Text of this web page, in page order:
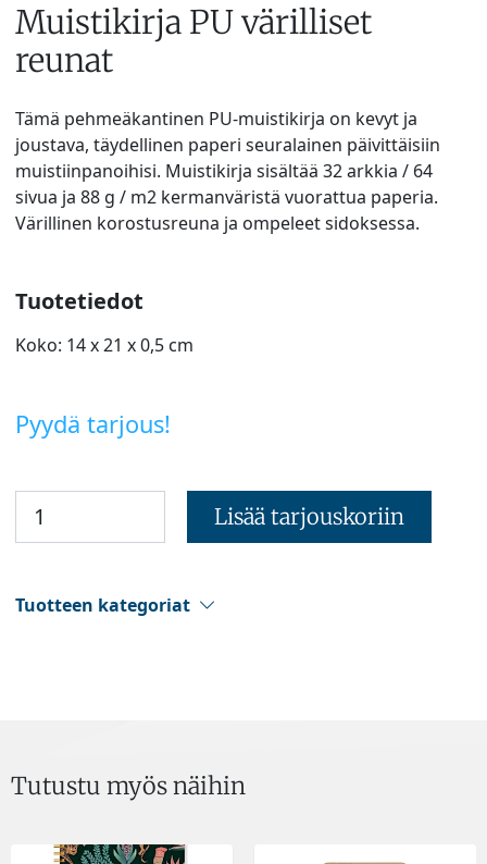
Muistikirja PU värilliset
reunat
Tämä pehmeäkantinen PU-muistikirja on kevyt ja
joustava, täydellinen paperi seuralainen päivittäisiin
muistiinpanoihisi. Muistikirja sisältää 32 arkkia / 64
sivua ja 88 g / m2 kermanväristä vuorattua paperia.
Värillinen korostusreuna ja ompeleet sidoksessa.
Tuotetiedot
Koko: 14 x 21 x 0,5 cm
Pyydä tarjous!
Lisää tarjouskoriin
Tuotteen kategoriat
Tutustu myös näihin